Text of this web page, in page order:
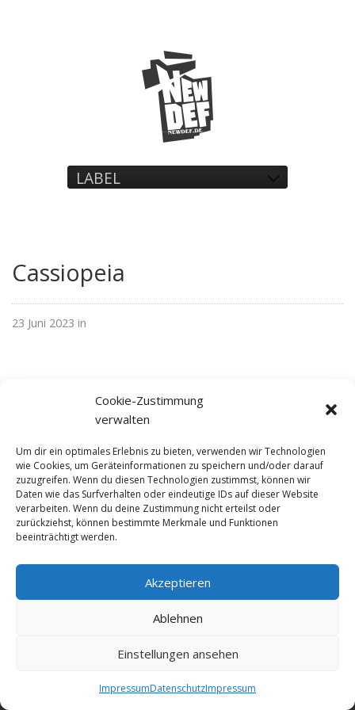
Cookie-Zustimmung
verwalten
Um dir ein optimales Erlebnis zu bieten, verwenden wir Technologien
wie Cookies, um Geräteinformationen zu speichern und/oder darauf
zuzugreifen. Wenn du diesen Technologien zustimmst, können wir
Daten wie das Surfverhalten oder eindeutige IDs auf dieser Website
verarbeiten. Wenn du deine Zustimmung nicht erteilst oder
zurückziehst, können bestimmte Merkmale und Funktionen
beeinträchtigt werden.
Akzeptieren
Ablehnen
Einstellungen ansehen
ImpressumDatenschutzImpressum
LABEL
Cassiopeia
23 Juni 2023 in
© NewDEF 2026
Kontakt
Impressum
Datenschutz